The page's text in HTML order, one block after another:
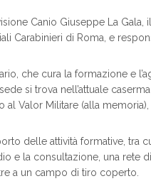
Canio Giuseppe La Gala,
Carabinieri di Roma, e
che cura la formazione e
si trova nell’attuale caserma
al Valor Militare (alla
delle attività formative, tra
e la consultazione, una rete
a un campo di tiro coperto.